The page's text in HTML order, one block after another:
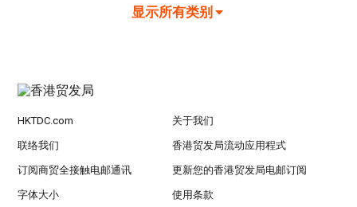
显示所有类别
HKTDC.com 关于我们
联络我们 香港贸发局流动应用程式
订阅商贸全接触电邮通讯 更新您的香港贸发局电邮订阅
字体大小 使用条款